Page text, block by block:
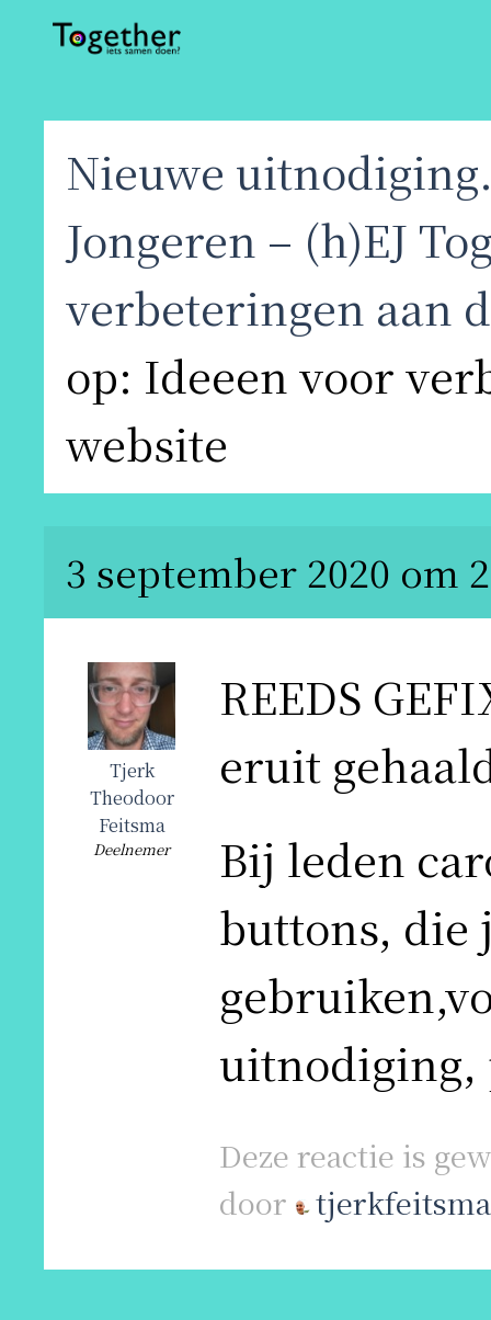
Nieuwe
Jongeren – (h)EJ
verbeteringen aan
op: Ideeen voor
website
3 september 2020 om
Tjerk
Theodoor
Feitsma
Deelnemer
REEDS
eruit
Bij leden
buttons, die
uitnodiging,
Deze reactie is
door
tjerkfeitsma